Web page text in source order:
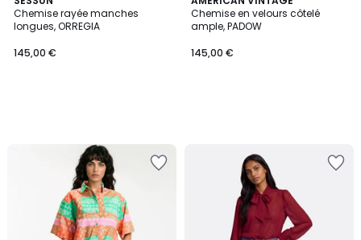
Chemise rayée manches
longues, ORREGIA
145,00 €
Chemise en velours côtelé
ample, PADOW
145,00 €